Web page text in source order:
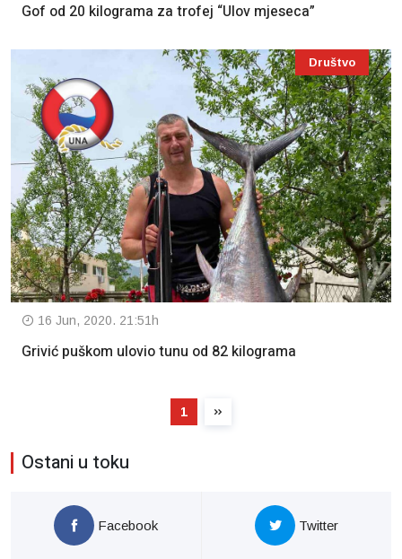
Gof od 20 kilograma za trofej “Ulov mjeseca”
Društvo
16 Jun, 2020. 21:51h
Grivić puškom ulovio tunu od 82 kilograma
1
Ostani u toku
Facebook Twitter